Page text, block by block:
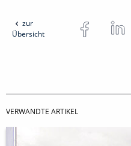
zur
Übersicht
VERWANDTE ARTIKEL